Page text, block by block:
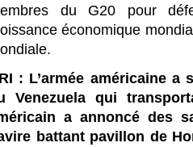
du G20 pour
économique
: L’armée américaine
Venezuela qui
a annoncé des
battant pavillon de